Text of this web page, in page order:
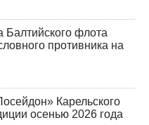
Балтийского флота
противника на
Карельского
осенью 2026 года